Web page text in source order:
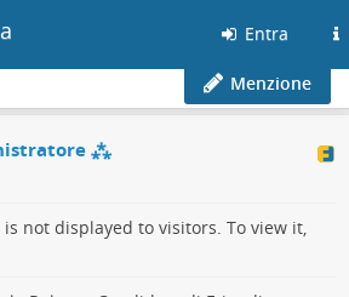
Entra
Menzione
⁂
not displayed to visitors. To view it,